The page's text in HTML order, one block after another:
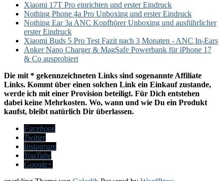
Xiaomi 17T Pro einrichten und erster Eindruck
Nothing Phone 4a Pro Unboxing und erster Eindruck
Nothing Ear 3a ANC Kopfhörer Unboxing und ausführlicher
erster Eindruck
Xiaomi Buds 5 Pro Test Fazit nach 3 Monaten - ANC In-Ears
Anker Nano Charger & MagSafe Powerbank für iPhone 17
& Co ausprobiert
Die mit * gekennzeichneten Links sind sogenannte Affiliate
Links. Kommt über einen solchen Link ein Einkauf zustande,
werde ich mit einer Provision beteiligt. Für Dich entstehen
dabei keine Mehrkosten. Wo, wann und wie Du ein Produkt
kaufst, bleibt natürlich Dir überlassen.
Facebook
Twitter
Instagram
YouTube
Google+